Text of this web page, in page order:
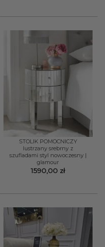
STOLIK POMOCNICZY
lustrzany srebrny z
szufladami styl nowoczesny |
glamour
1590,00 zł